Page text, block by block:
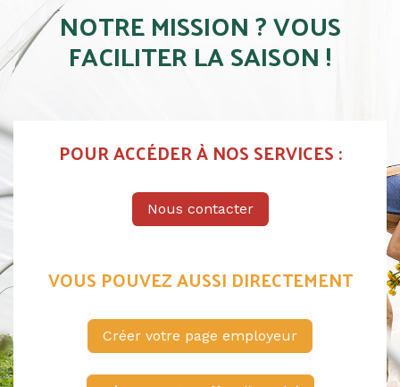
NOTRE MISSION ? VOUS
FACILITER LA SAISON !
POUR ACCÉDER À NOS SERVICES :
Nous contacter
VOUS POUVEZ AUSSI DIRECTEMENT
Créer votre page employeur